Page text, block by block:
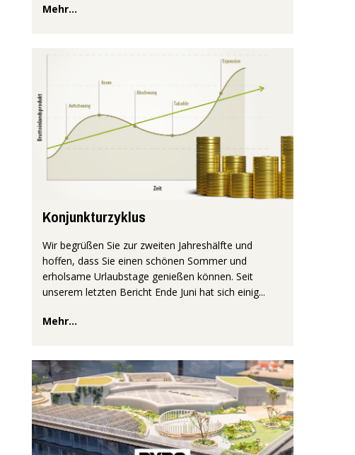
Mehr...
Konjunkturzyklus
Wir begrüßen Sie zur zweiten Jahreshälfte und
hoffen, dass Sie einen schönen Sommer und
erholsame Urlaubstage genießen können. Seit
unserem letzten Bericht Ende Juni hat sich einig...
Mehr...